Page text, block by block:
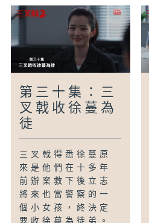
第三十集：三
叉戟收徐蔓為
徒
三叉戟得悉徐蔓原
來是他們在十多年
前辦案救下後立志
將來也當警察的一
個小女孩，終決定